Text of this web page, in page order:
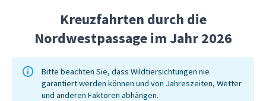
Kreuzfahrten durch die
Nordwestpassage im Jahr 2026
Bitte beachten Sie, dass Wildtiersichtungen nie
garantiert werden können und von Jahreszeiten, Wetter
und anderen Faktoren abhängen.